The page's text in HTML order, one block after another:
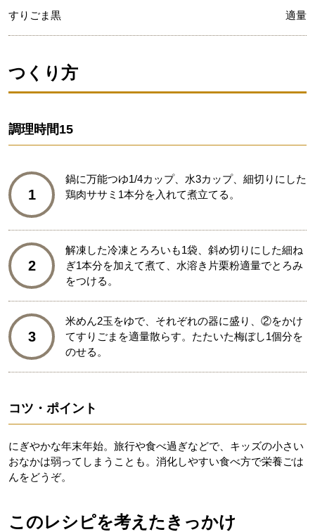
すりごま黒 適量
つくり方
調理時間15
1
鍋に万能つゆ1/4カップ、水3カップ、細切りにした
鶏肉ササミ1本分を入れて煮立てる。
2
解凍した冷凍とろろいも1袋、斜め切りにした細ね
ぎ1本分を加えて煮て、水溶き片栗粉適量でとろみ
をつける。
3
米めん2玉をゆで、それぞれの器に盛り、②をかけ
てすりごまを適量散らす。たたいた梅ぼし1個分を
のせる。
コツ・ポイント
にぎやかな年末年始。旅行や食べ過ぎなどで、キッズの小さい
おなかは弱ってしまうことも。消化しやすい食べ方で栄養ごは
んをどうぞ。
このレシピを考えたきっかけ